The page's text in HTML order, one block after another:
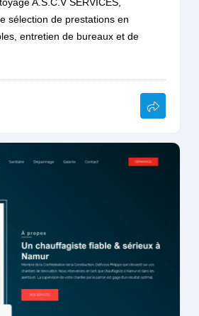
sélection de prestations en
entretien de bureaux et de